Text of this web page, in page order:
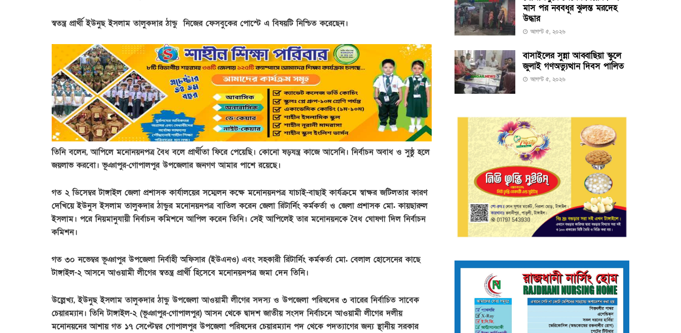
স্বতন্ত্র প্রার্থী ইউনুছ ইসলাম তালুকদার ঠান্ডু নিজের ফেসবুকের পোস্টে এ বিষয়টি নিশ্চিত করেছেন।
তিনি বলেন, আপিলে মনোনয়নপত্র বৈধ বলে প্রার্থীতা ফিরে পেয়েছি। কোনো ষড়যন্ত্র কাজে আসেনি। নির্বাচন অবাধ ও সুষ্ঠু হলে
জয়লাভ করবো। ভূঞাপুর-গোপালপুর উপজেলার জনগণ আমার পাশে রয়েছে।
গত ২ ডিসেম্বর টাঙ্গাইল জেলা প্রশাসক কার্যালয়ের সম্মেলন কক্ষে মনোনয়নপত্র যাচাই-বাছাই কার্যক্রমে স্বাক্ষর জটিলতার কারণ
দেখিয়ে ইউনুস ইসলাম তালুকদার ঠান্ডুর মনোনয়নপত্র বাতিল করেন জেলা রিটার্নিং কর্মকর্তা ও জেলা প্রশাসক মো. কায়ছারুল
ইসলাম। পরে নিয়মানুযায়ী নির্বাচন কমিশনে আপিল করেন তিনি। সেই আপিলেই তার মনোনয়নকে বৈধ ঘোষণা দিল নির্বাচন
কমিশন।
গত ৩০ নভেম্বর ভূঞাপুর উপজেলা নির্বাহী অফিসার (ইউএনও) এবং সহকারী রিটার্নিং কর্মকর্তা মো. বেলাল হোসেনের কাছে
টাঙ্গাইল-২ আসনে আওয়ামী লীগের স্বতন্ত্র প্রার্থী হিসেবে মনোনয়নপত্র জমা দেন তিনি।
উল্লেখ্য, ইউনুছ ইসলাম তালুকদার ঠান্ডু উপজেলা আওয়ামী লীগের সদস্য ও উপজেলা পরিষদের ৩ বারের নির্বাচিত সাবেক
চেয়ারম্যান। তিনি টাঙ্গাইল-২ (ভূঞাপুর-গোপালপুর) আসন থেকে দ্বাদশ জাতীয় সংসদ নির্বাচনে আওয়ামী লীগের দলীয়
মনোনয়নের আশায় গত ১৭ সেপ্টেম্বর গোপালপুর উপজেলা পরিষদের চেয়ারম্যান পদ থেকে পদত্যাগের জন্য স্থানীয় সরকার
মাস পর নববধূর ঝুলন্ত মরদেহ
উদ্ধার
আগস্ট ৫, ২০২৬
বাসাইলের সুন্না আব্বাছিয়া স্কুলে
জুলাই গণঅভ্যুত্থান দিবস পালিত
আগস্ট ৫, ২০২৬